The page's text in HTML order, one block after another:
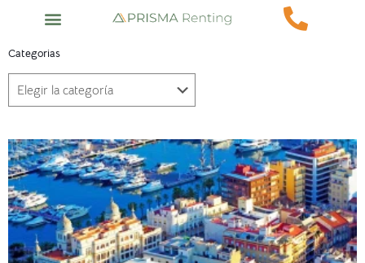
Categorias